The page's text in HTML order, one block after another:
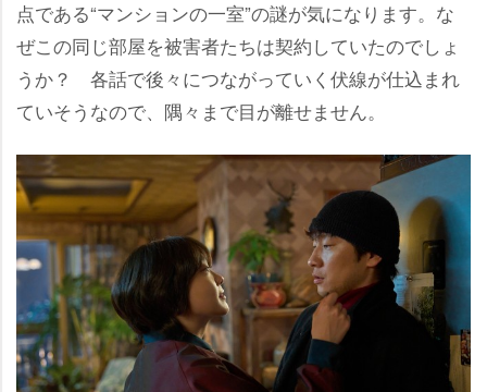
点である“マンションの一室”の謎が気になります。な
ぜこの同じ部屋を被害者たちは契約していたのでしょ
うか？ 各話で後々につながっていく伏線が仕込まれ
ていそうなので、隅々まで目が離せません。